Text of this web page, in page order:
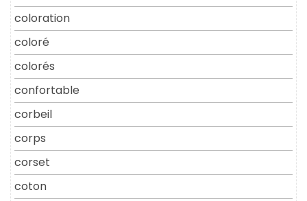
coloration
coloré
colorés
confortable
corbeil
corps
corset
coton